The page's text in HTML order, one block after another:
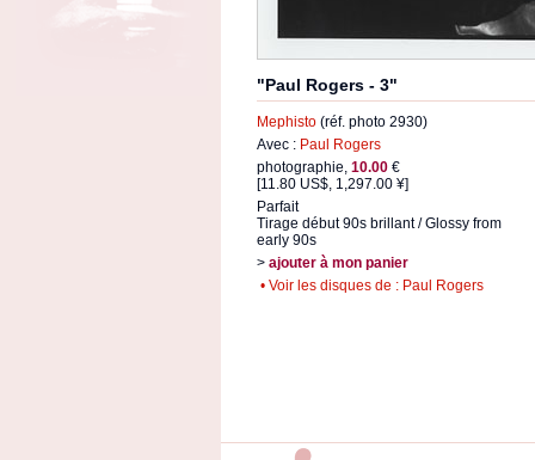
"Paul Rogers - 3"
Mephisto (réf. photo 2930)
Avec : Paul Rogers
photographie, 10.00 €
[11.80 US$, 1,297.00 ¥]
Parfait
Tirage début 90s brillant / Glossy from
early 90s
> ajouter à mon panier
• Voir les disques de : Paul Rogers